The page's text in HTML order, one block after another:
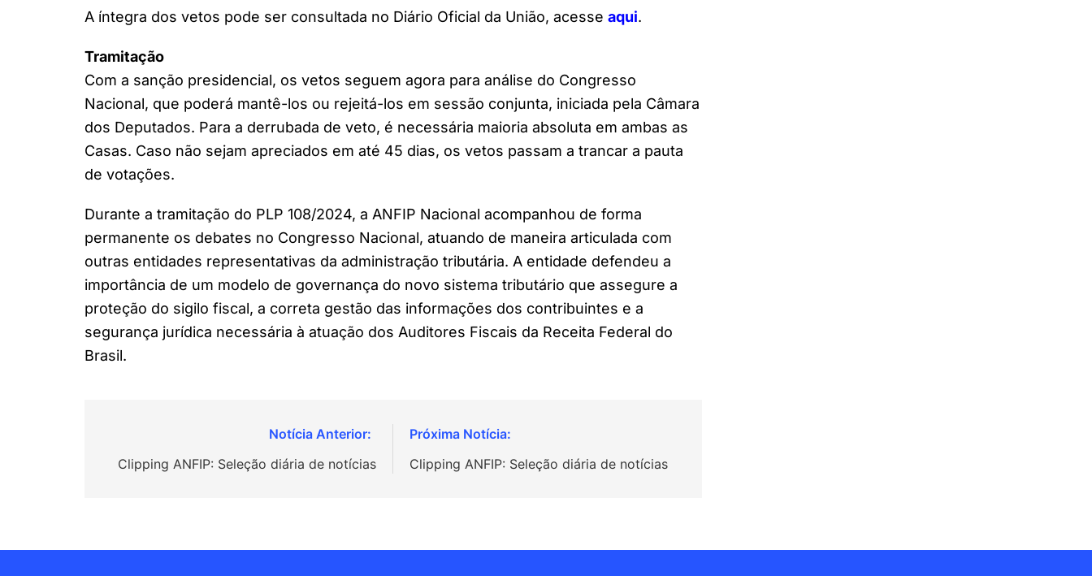
A íntegra dos vetos pode ser consultada no Diário Oficial da União, acesse aqui.
Tramitação
Com a sanção presidencial, os vetos seguem agora para análise do Congresso
Nacional, que poderá mantê-los ou rejeitá-los em sessão conjunta, iniciada pela Câmara
dos Deputados. Para a derrubada de veto, é necessária maioria absoluta em ambas as
Casas. Caso não sejam apreciados em até 45 dias, os vetos passam a trancar a pauta
de votações.
Durante a tramitação do PLP 108/2024, a ANFIP Nacional acompanhou de forma
permanente os debates no Congresso Nacional, atuando de maneira articulada com
outras entidades representativas da administração tributária. A entidade defendeu a
importância de um modelo de governança do novo sistema tributário que assegure a
proteção do sigilo fiscal, a correta gestão das informações dos contribuintes e a
segurança jurídica necessária à atuação dos Auditores Fiscais da Receita Federal do
Brasil.
deClipping ANFIP: Seleção diária de notícias Clipping ANFIP: Seleção diária de notícias